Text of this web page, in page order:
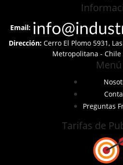
Email:
Dirección:Cerro El Plomo 5931,
Metropolitana - Chile
Menú
Preguntas
Tarifas de